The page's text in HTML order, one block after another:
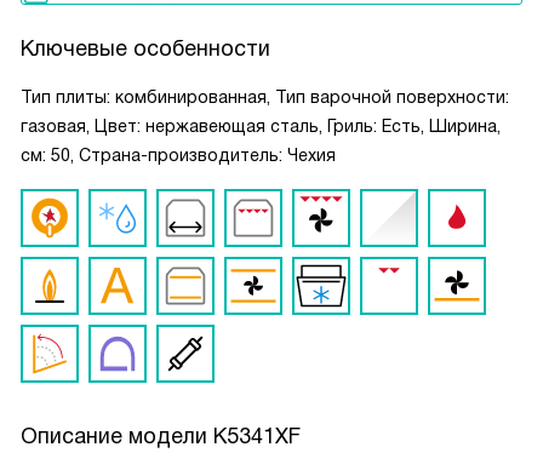
Ключевые особенности
Тип плиты: комбинированная, Тип варочной поверхности:
газовая, Цвет: нержавеющая сталь, Гриль: Есть, Ширина,
см: 50, Страна-производитель: Чехия
Описание модели K5341XF